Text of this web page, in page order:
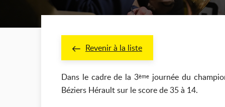
Revenir à la liste
Dans le cadre de la 3ème journée du
Béziers Hérault sur le score de 35 à 14.